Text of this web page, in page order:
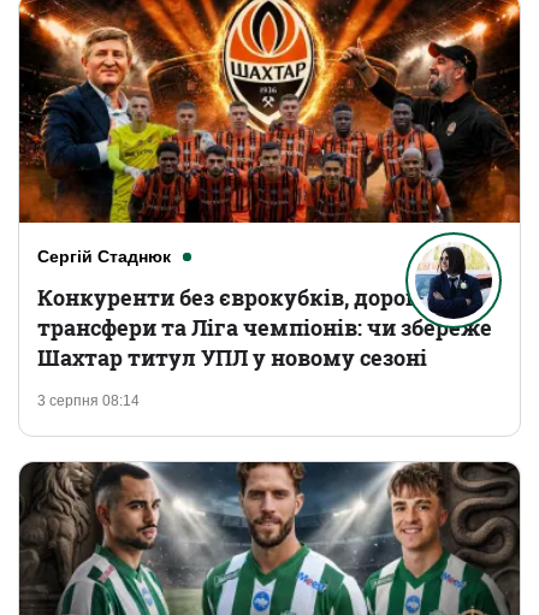
Сергій Стаднюк
3 серпня 08:14
Конкуренти без єврокубків, дорогі
трансфери та Ліга чемпіонів: чи збереже
Шахтар титул УПЛ у новому сезоні